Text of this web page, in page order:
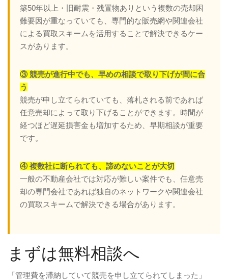
築50年以上・旧耐震・残置物ありという複数の売却困
難要因が重なっていても、専門的な販売網や関連会社
による買取スキームを活用することで解決できるケー
スがあります。
③ 競売が進行中でも、早めの相談で取り下げが間に合
う
競売が申し立てられていても、落札される前であれば
任意売却によって取り下げることができます。時間が
経つほど遅延損害金も増加するため、早期相談が重要
です。
④ 複数社に断られても、諦めないことが大切
一般の不動産会社では対応が難しい案件でも、任意売
却の専門会社であれば独自のネットワークや関連会社
の買取スキームで解決できる場合があります。
まずは無料相談へ
「管理費を滞納していて競売を申し立てられてしまった」